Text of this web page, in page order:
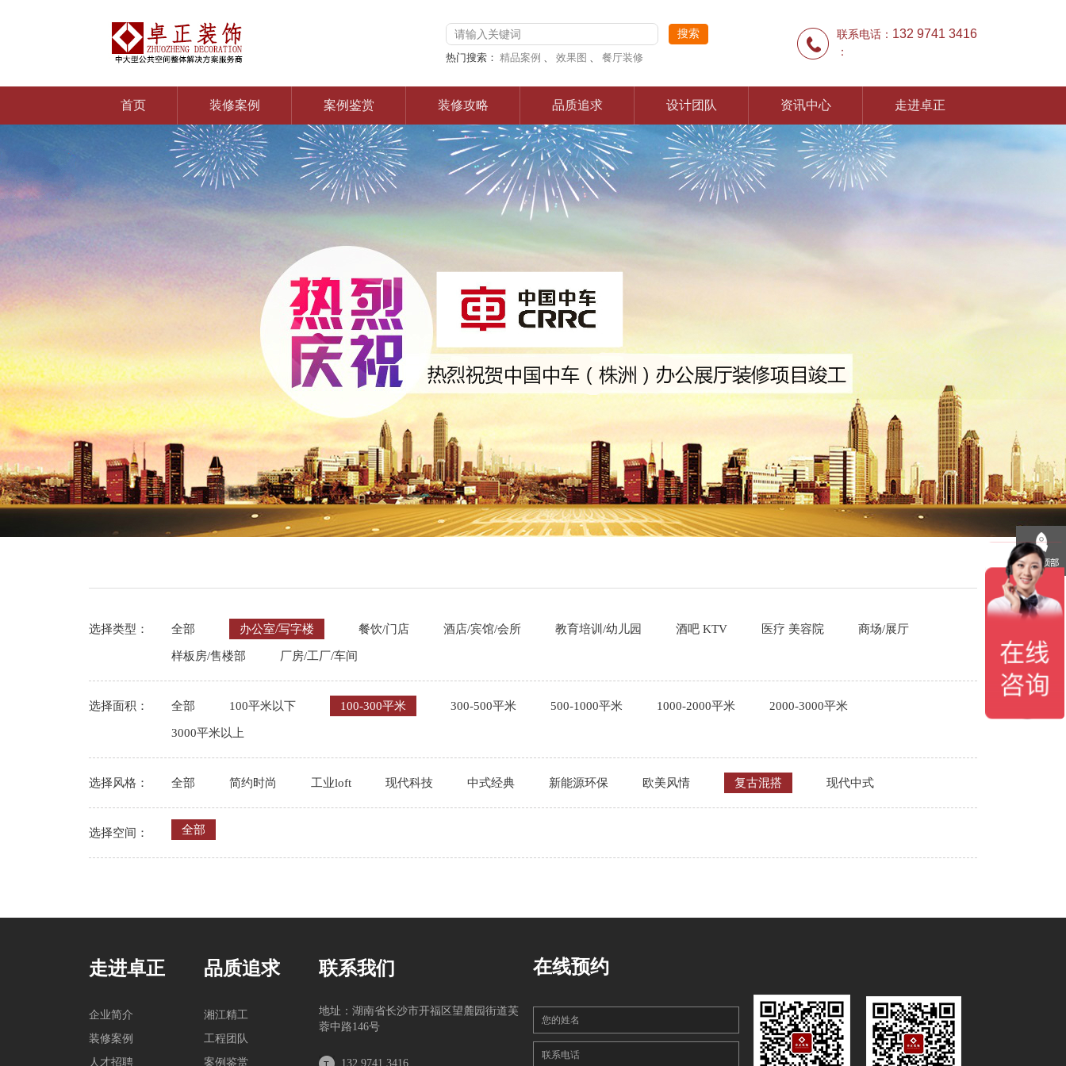
热门搜索： 精品案例 、 效果图 、 餐厅装修
联系电话： 132 9741 3416
：
首页 装修案例 案例鉴赏 装修攻略 品质追求 设计团队 资讯中心 走进卓正
选择类型： 全部 办公室/写字楼 餐饮/门店 酒店/宾馆/会所 教育培训/幼儿园 酒吧 KTV 医疗 美容院 商场/展厅
样板房/售楼部 厂房/工厂/车间
选择面积： 全部 100平米以下 100-300平米 300-500平米 500-1000平米 1000-2000平米 2000-3000平米
3000平米以上
选择风格： 全部 简约时尚 工业loft 现代科技 中式经典 新能源环保 欧美风情 复古混搭 现代中式
选择空间： 全部
走进卓正
企业简介
装修案例
人才招聘
品质追求
湘江精工
工程团队
案例鉴赏
联系我们
地址：湖南省长沙市开福区望麓园街道芙
蓉中路146号
132 9741 3416
在线预约
您的姓名
联系电话